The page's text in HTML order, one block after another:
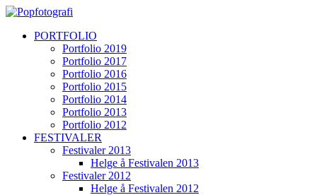
PORTFOLIO
Portfolio 2019
Portfolio 2017
Portfolio 2016
Portfolio 2015
Portfolio 2014
Portfolio 2013
Portfolio 2012
FESTIVALER
Festivaler 2013
Helge å Festivalen 2013
Festivaler 2012
Helge å Festivalen 2012